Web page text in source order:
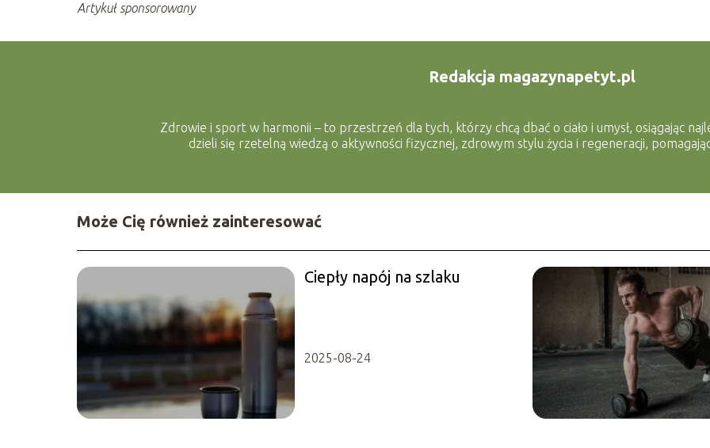
Artykuł sponsorowany
Redakcja magazynapetyt.pl
Zdrowie i sport w harmonii – to przestrzeń dla tych, którzy chcą dbać o ciało i umysł, osiągając
dzieli się rzetelną wiedzą o aktywności fizycznej, zdrowym stylu życia i regeneracji,
Może Cię również zainteresować
Ciepły napój na szlaku
2025-08-24